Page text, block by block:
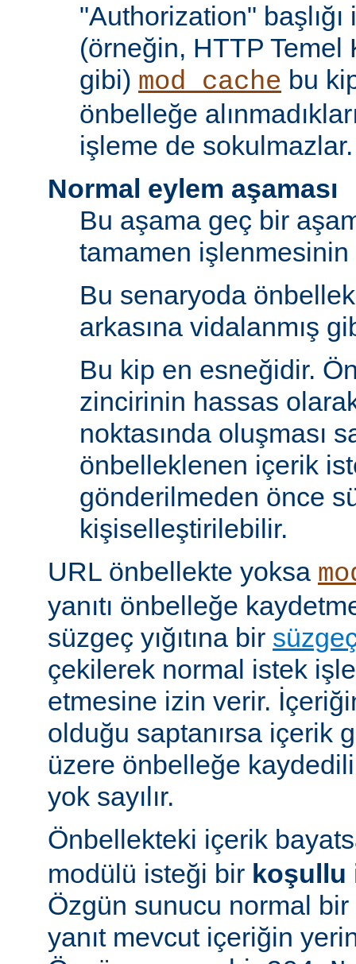
"Authorization"
(örneğin, HTTP Temel
gibi) mod_cache bu
önbelleğe
işleme de sokulmazlar.
Normal eylem aşaması
Bu aşama geç bir
tamamen işlenmesinin
Bu senaryoda
arkasına vidalanmış
Bu kip en esneğidir.
zincirinin hassas
noktasında oluşması
önbelleklenen içerik
gönderilmeden önce
kişiselleştirilebilir.
URL önbellekte yoksa
yanıtı önbelleğe
süzgeç yığıtına bir
çekilerek normal istek
etmesine izin verir.
olduğu saptanırsa içerik
üzere önbelleğe
yok sayılır.
Önbellekteki içerik
modülü isteği bir koşullu
Özgün sunucu normal bir
yanıt mevcut içeriğin